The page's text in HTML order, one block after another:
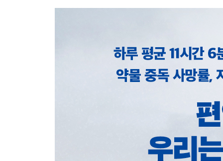
20분, 5시간, 3일 | 자연은 천연 신경안정제다
3부. 배고픔을 느껴라
-4,000칼로리 | 배고픔의 재발견
12~16시간 | 배고픔이 우리를 건강하게 만든다
12월 31일 23시 59분 33초 | 부탄의 죽음 성찰 문화